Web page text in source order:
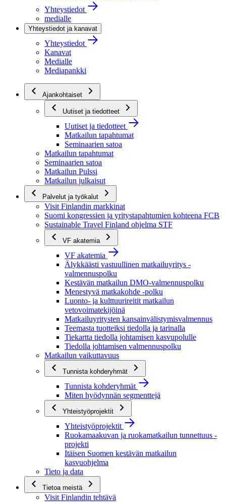
Yhteystiedot
medialle
Yhteystiedot ja kanavat
Yhteystiedot
Kanavat
Medialle
Mediapankki
Ajankohtaiset
Uutiset ja tiedotteet
Uutiset ja tiedotteet
Matkailun tapahtumat
Seminaarien satoa
Matkailun tapahtumat
Seminaarien satoa
Matkailun Pulssi
Matkailun julkaisut
Palvelut ja työkalut
Visit Finlandin markkinat
Suomi kongressien ja yritystapahtumien kohteena FCB
Sustainable Travel Finland ohjelma STF
VF akatemia
VF akatemia
Älykkäästi vastuullinen matkailuyritys -
valmennuspolku
Kestävän matkailun DMO-valmennuspolku
Menestyvä matkakohde -polku
Luonto- ja kulttuurireitit matkailun
vetovoimatekijöinä
Matkailuyritysten kansainvälistymisvalmennus
Teemasta tuotteiksi tiedolla ja tarinalla
Tiekartta tiedolla johtamisen kasvupolulle
Tiedolla johtamisen valmennuspolku
Matkailun vaikuttavuus
Tunnista kohderyhmät
Tunnista kohderyhmät
Miten hyödynnän segmenttejä
Yhteistyöprojektit
Yhteistyöprojektit
Ruokamaakuvan ja ruokamatkailun tunnettuus -
projekti
Itäisen Suomen kestävän matkailun
kasvuohjelma
Tieto ja data
Tietoa meistä
Visit Finlandin tehtävä